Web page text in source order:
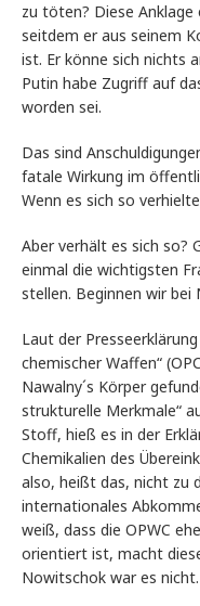
zu töten? Diese Anklage
seitdem er aus seinem
ist. Er könne sich nichts
Putin habe Zugriff auf
worden sei.
Das sind
fatale Wirkung im
Wenn es sich so
Aber verhält es sich so?
einmal die wichtigsten
stellen. Beginnen wir bei
Laut der
chemischer Waffen“
Nawalny´s Körper
strukturelle Merkmale“
Stoff, hieß es in der
Chemikalien des
also, heißt das, nicht zu
internationales
weiß, dass die OPWC
orientiert ist, macht
Nowitschok war es nicht.